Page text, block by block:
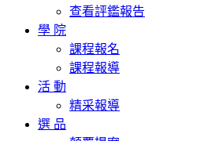
查看評鑑報告
學 院
課程報名
課程報導
活 動
精采報導
選 品